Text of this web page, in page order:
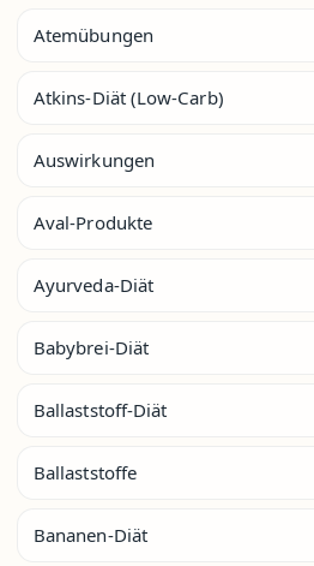
Atemübungen
Atkins-Diät (Low-Carb)
Auswirkungen
Aval-Produkte
Ayurveda-Diät
Babybrei-Diät
Ballaststoff-Diät
Ballaststoffe
Bananen-Diät